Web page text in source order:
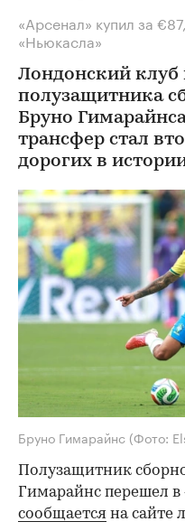
«Арсенал» купил за
«Ньюкасла»
Лондонский клуб
полузащитника
Бруно
трансфер стал
дорогих в
Бруно Гимарайнс (Фото:
Полузащитник
Гимарайнс перешел в
сообщается на сайте